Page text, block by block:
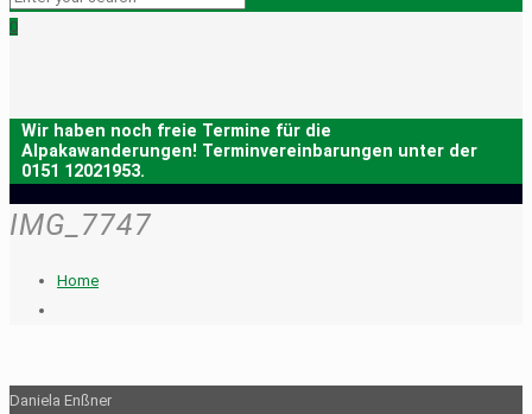
0
IMG_7747
Home
Daniela Enßner